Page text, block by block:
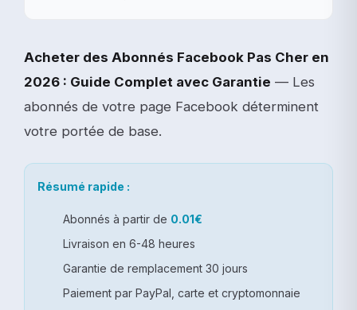
Acheter des Abonnés Facebook Pas Cher en
2026 : Guide Complet avec Garantie — Les
abonnés de votre page Facebook déterminent
votre portée de base.
Résumé rapide :
Abonnés à partir de 0.01€
Livraison en 6-48 heures
Garantie de remplacement 30 jours
Paiement par PayPal, carte et cryptomonnaie